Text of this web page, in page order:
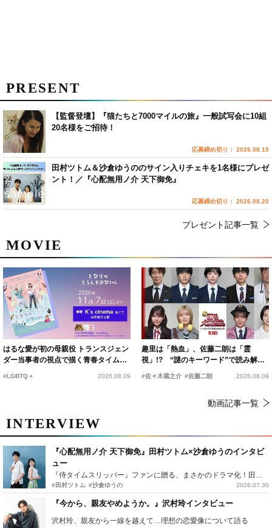
MOVIE
はるな愛が初の母親役 トランスジェン
ダー当事者の視点で描く青春タイムス
#LGBTQ＋ 2026.08.09
趣里は「熱血」、佐藤二朗は「霊
視」!? “謎のキーワード”で読み解く
『踊る大捜査線 N.E.W.』新メンバー
#佐々木蔵之介 #佐藤二朗 2026.08.09
動画記事一覧
INTERVIEW
『心配無用ノ介 天下御免』田村ツトム×沙倉ゆうのインタビ
ュー
『侍タイムスリッパー』ファンに贈る、まさかのドラマ化！田村ツトム×沙倉ゆうのが語る『心配無用ノ介』撮影秘話
#田村ツトム #沙倉ゆうの 2026.07.30
『今から、親友やめようか。』沢村玲インタビュー
沢村玲、親友から一線を越えて…理想の恋愛像について語る
PRESENT
【監督登壇】『猫たちと7000マイルの旅』一般試写会に10組
20名様をご招待！
応募締め切り： 2026.08.15
田村ツトム＆沙倉ゆうののサイン入りチェキを1名様にプレゼ
ント！／『心配無用ノ介 天下御免』
応募締め切り： 2026.08.20
プレゼント記事一覧